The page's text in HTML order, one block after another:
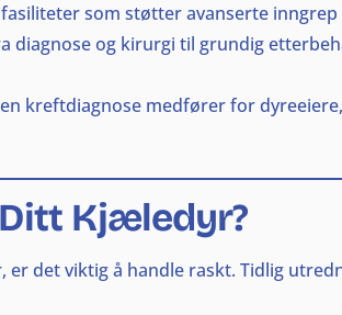
som støtter avanserte
diagnose og kirurgi til grundig
kreftdiagnose medfører for
Kjæledyr?
det viktig å handle raskt. Tidlig